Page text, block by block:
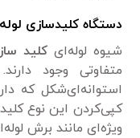
دستگاه کلیدسازی
شیوه لوله‌ایکلید
متفاوتی وجود
استوانه‌ای‌شکل که
کپی‌کردن این نوع
ویژه‌ای مانند برش